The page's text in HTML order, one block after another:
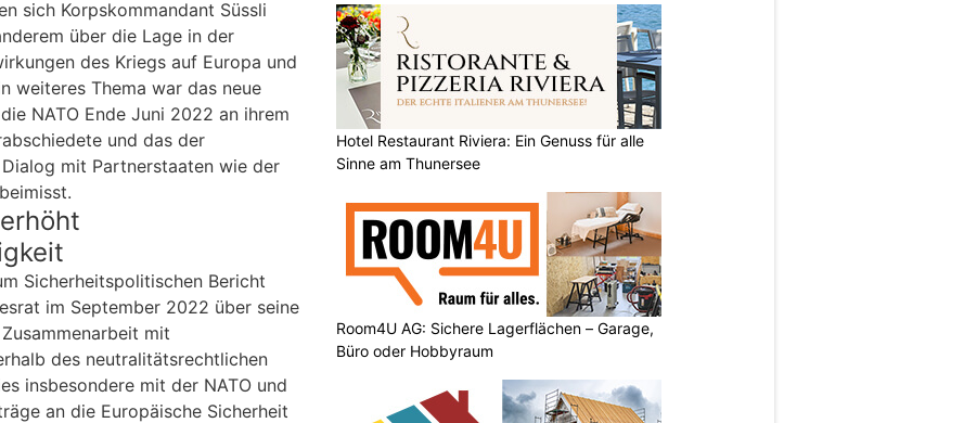
sich Korpskommandant Süssli
über die Lage in der
des Kriegs auf Europa und
weiteres Thema war das neue
NATO Ende Juni 2022 an ihrem
und das der
mit Partnerstaaten wie der
Sicherheitspolitischen Bericht
im September 2022 über seine
mit
des neutralitätsrechtlichen
insbesondere mit der NATO und
an die Europäische Sicherheit
Hotel Restaurant Riviera: Ein Genuss für alle
Sinne am Thunersee
Room4U AG: Sichere Lagerflächen – Garage,
Büro oder Hobbyraum